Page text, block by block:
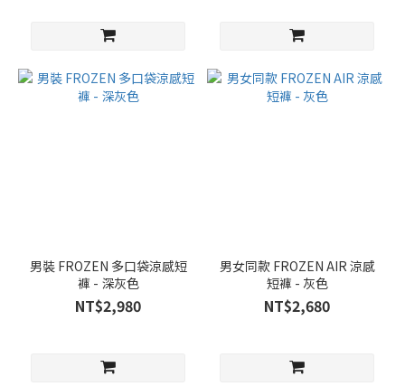
男裝 FROZEN 多口袋涼感短
褲 - 深灰色
NT$2,980
男女同款 FROZEN AIR 涼感
短褲 - 灰色
NT$2,680